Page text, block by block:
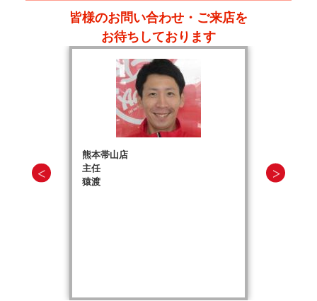
皆様のお問い合わせ・ご来店を
お待ちしております
熊本帯山店
主任
猿渡